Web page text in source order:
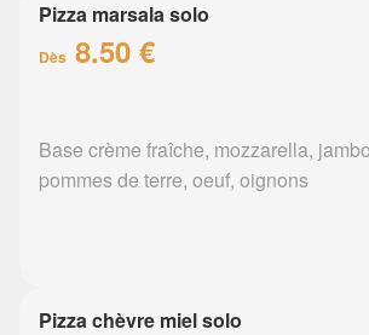
Pizza marsala solo
Dès 8.50 €
Base crème fraîche, mozzarella,
pommes de terre, oeuf, oignons
Pizza chèvre miel solo